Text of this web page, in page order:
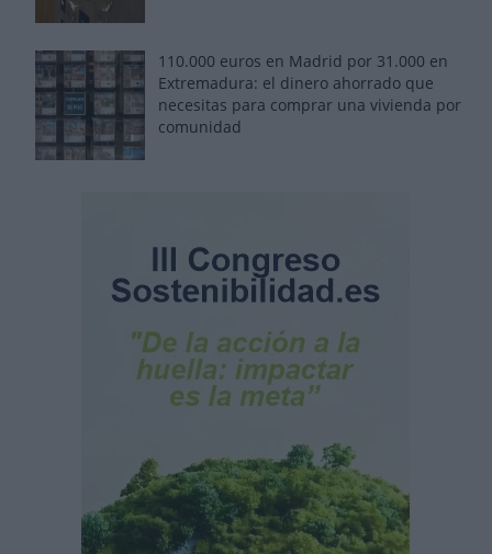
110.000 euros en Madrid por 31.000 en
Extremadura: el dinero ahorrado que
necesitas para comprar una vivienda por
comunidad